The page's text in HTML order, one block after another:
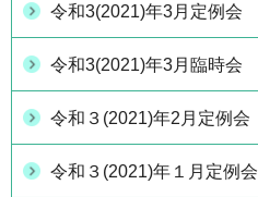
令和3(2021)年3月定例会
令和3(2021)年3月臨時会
令和３(2021)年2月定例会
令和３(2021)年１月定例会